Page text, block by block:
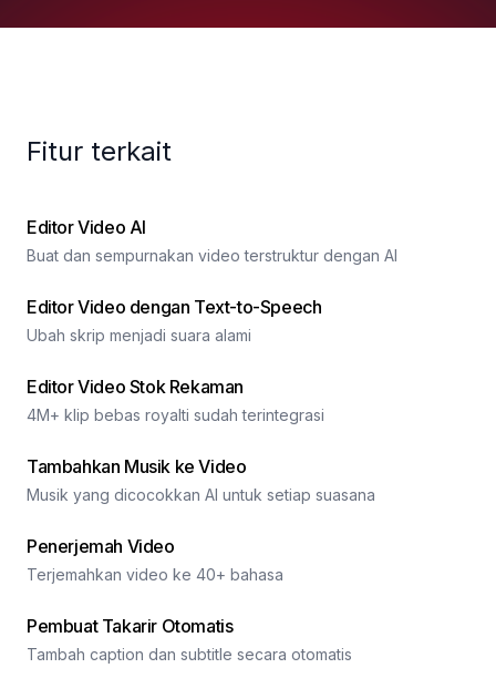
Fitur terkait
Editor Video AI
Buat dan sempurnakan video terstruktur dengan AI
Editor Video dengan Text-to-Speech
Ubah skrip menjadi suara alami
Editor Video Stok Rekaman
4M+ klip bebas royalti sudah terintegrasi
Tambahkan Musik ke Video
Musik yang dicocokkan AI untuk setiap suasana
Penerjemah Video
Terjemahkan video ke 40+ bahasa
Pembuat Takarir Otomatis
Tambah caption dan subtitle secara otomatis